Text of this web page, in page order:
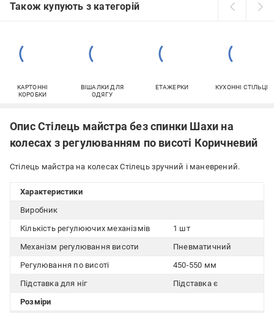
Також купують з категорій
КАРТОННІ
КОРОБКИ
ВІШАЛКИ ДЛЯ
ОДЯГУ
ЕТАЖЕРКИ КУХОННІ СТІЛЬЦІ
Опис Стілець майстра без спинки Шахи на
колесах з регулюванням по висоті Коричневий
Стілець майстра на колесах Стілець зручний і маневрений.
Характеристики
Виробник
Кількість регулюючих механізмів
1 шт
Механізм регулювання висоти
Пневматичний
Регулювання по висоті
450-550 мм
Підставка для ніг
Підставка є
Розміри